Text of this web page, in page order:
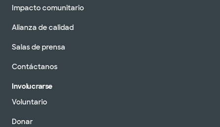
Impacto comunitario
Alianza de calidad
Salas de prensa
Contáctanos
Involucrarse
Voluntario
Donar